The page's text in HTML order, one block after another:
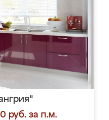
руб. за п.м.